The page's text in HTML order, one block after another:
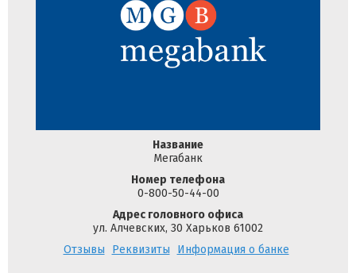
Название
Мегабанк
Номер телефона
0-800-50-44-00
Адрес головного офиса
ул. Алчевских, 30 Харьков 61002
Отзывы
Реквизиты Информация о банке